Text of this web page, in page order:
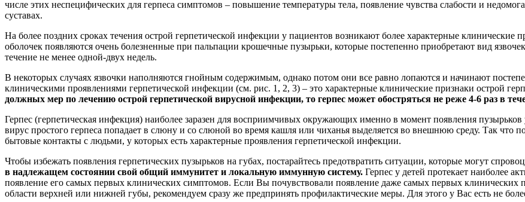
числе этих неспецифических для герпеса симптомов – повышение температуры тела, появление чувства слабости и
суставах.
На более поздних сроках течения острой герпетической инфекции у пациентов возникают более характерные
оболочек появляются очень болезненные при пальпации крошечные пузырьки, которые постепенно приобретают вид
течение не менее одной-двух недель.
В некоторых случаях язвочки наполняются гнойным содержимым, однако потом они все равно лопаются и начинают
клиническими проявлениями герпетической инфекции (см. рис. 1, 2, 3) – это характерные клинические признаки острой
должных мер по лечению острой герпетической вирусной инфекции, то герпес может обостряться не реже 4-6 раз в
Герпес (герпетическая инфекция) наиболее заразен для восприимчивых окружающих именно в момент появления
вирус простого герпеса попадает в слюну и со слюной во время кашля или чиханья выделяется во внешнюю среду. Так что
бытовые контакты с людьми, у которых есть характерные проявления герпетической инфекции.
Чтобы избежать появления герпетических пузырьков на губах, постарайтесь предотвратить ситуации, которые могут
в надлежащем состоянии свой общий иммунитет и локальную иммунную систему. Герпес у детей протекает наиболее
появление его самых первых клинических симптомов. Если Вы почувствовали появление даже самых первых клинических
области верхней или нижней губы, рекомендуем сразу же предпринять профилактические меры. Для этого у Вас есть не